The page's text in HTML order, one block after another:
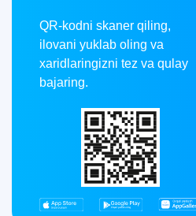
QR-kodni skaner qiling,
ilovani yuklab oling va
xaridlaringizni tez va qulay
bajaring.